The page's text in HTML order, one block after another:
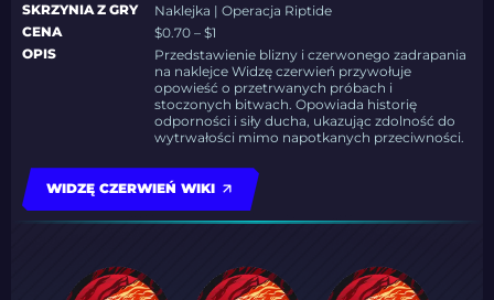
SKRZYNIA Z GRY
Naklejka | Operacja Riptide
CENA
$0.70 – $1
OPIS
Przedstawienie blizny i czerwonego zadrapania
na naklejce Widzę czerwień przywołuje
opowieść o przetrwanych próbach i
stoczonych bitwach. Opowiada historię
odporności i siły ducha, ukazując zdolność do
wytrwałości mimo napotkanych przeciwności.
WIDZĘ CZERWIEŃ WIKI